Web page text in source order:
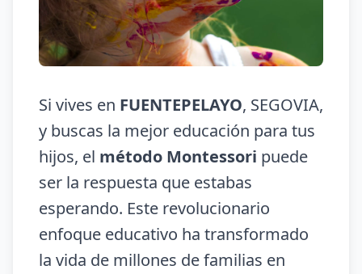
Si vives en FUENTEPELAYO, SEGOVIA,
y buscas la mejor educación para tus
hijos, el método Montessori puede
ser la respuesta que estabas
esperando. Este revolucionario
enfoque educativo ha transformado
la vida de millones de familias en